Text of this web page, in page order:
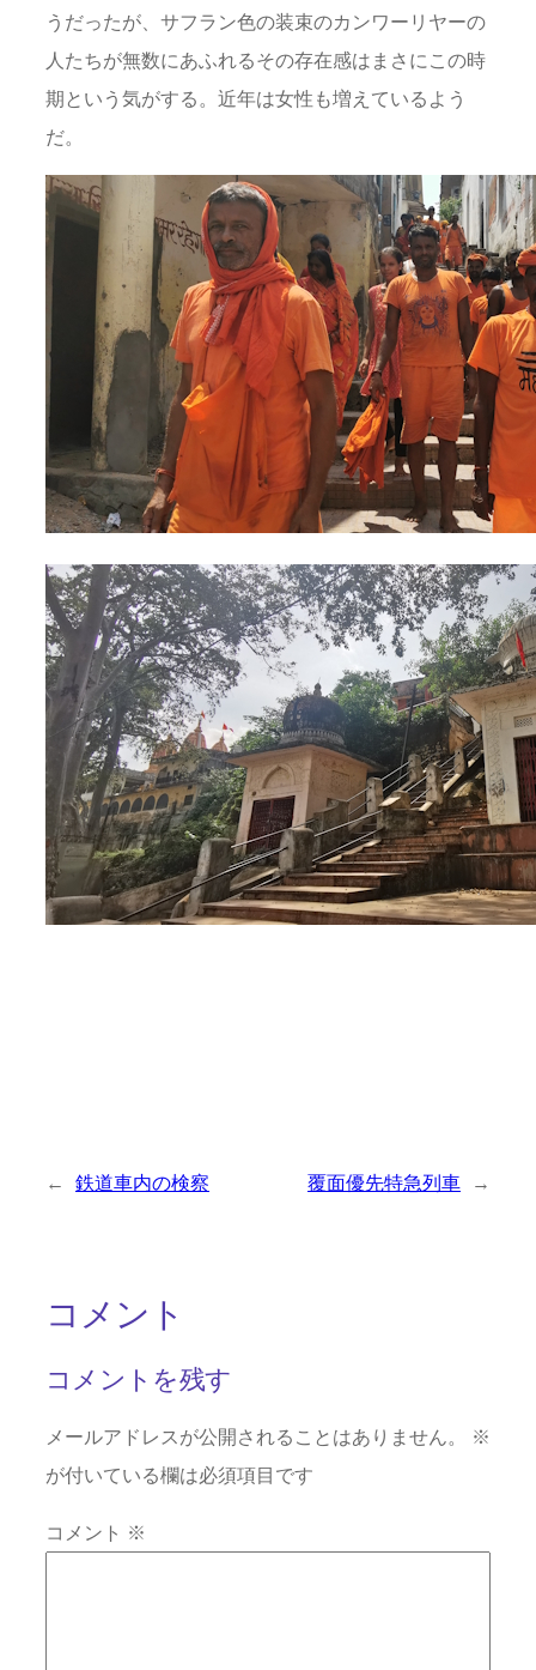
うだったが、サフラン色の装束のカンワーリヤーの
人たちが無数にあふれるその存在感はまさにこの時
期という気がする。近年は女性も増えているよう
だ。
← 鉄道車内の検察 覆面優先特急列車 →
コメント
コメントを残す
メールアドレスが公開されることはありません。
※
が付いている欄は必須項目です
コメント ※